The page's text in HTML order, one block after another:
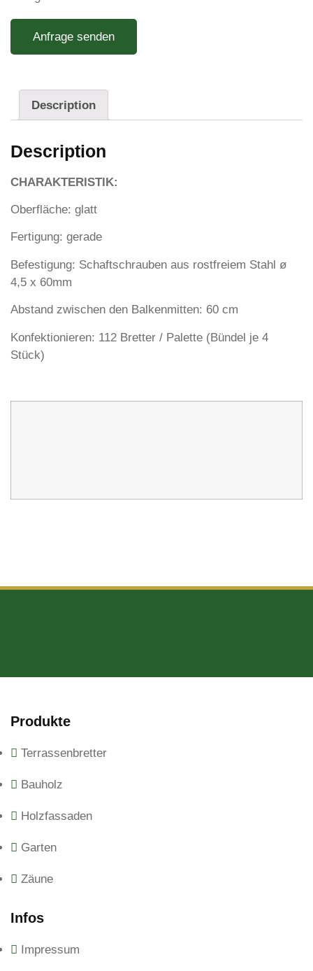
Anfrage senden
Description
Description
CHARAKTERISTIK:
Oberfläche: glatt
Fertigung: gerade
Befestigung: Schaftschrauben aus rostfreiem Stahl ø
4,5 x 60mm
Abstand zwischen den Balkenmitten: 60 cm
Konfektionieren: 112 Bretter / Palette (Bündel je 4
Stück)
Produkte
Terrassenbretter
Bauholz
Holzfassaden
Garten
Zäune
Infos
Impressum